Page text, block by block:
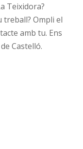
Teixidora?
treball? Ompli el
amb tu. Ens
Castelló.